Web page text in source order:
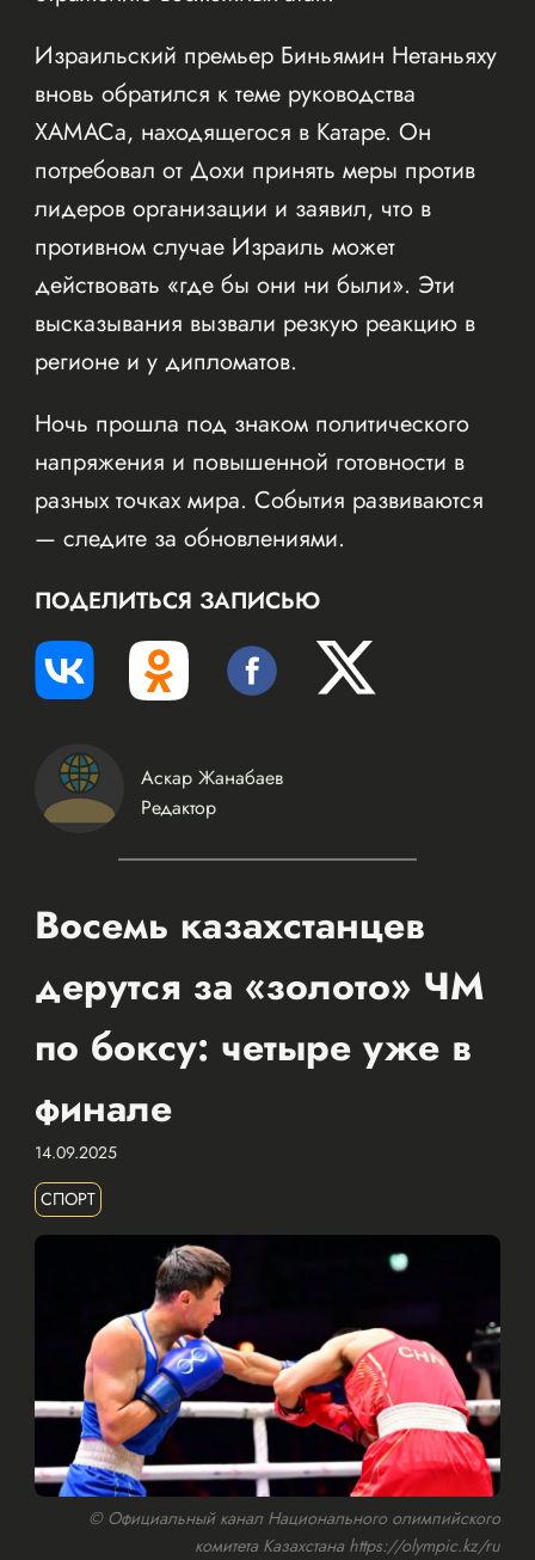
Израильский премьер Биньямин Нетаньяху
вновь обратился к теме руководства
ХАМАСа, находящегося в Катаре. Он
потребовал от Дохи принять меры против
лидеров организации и заявил, что в
противном случае Израиль может
действовать «где бы они ни были». Эти
высказывания вызвали резкую реакцию в
регионе и у дипломатов.
Ночь прошла под знаком политического
напряжения и повышенной готовности в
разных точках мира. События развиваются
— следите за обновлениями.
ПОДЕЛИТЬСЯ ЗАПИСЬЮ
Аскар Жанабаев
Редактор
Восемь казахстанцев
дерутся за «золото» ЧМ
по боксу: четыре уже в
финале
14.09.2025
СПОРТ
© Официальный канал Национального олимпийского
комитета Казахстана https://olympic.kz/ru